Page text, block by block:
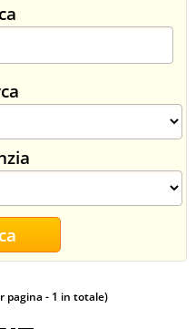
pagina - 1 in totale)